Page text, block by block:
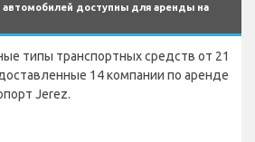
доступны для аренды на
типы транспортных средств от 21
14 компании по аренде
Jerez.